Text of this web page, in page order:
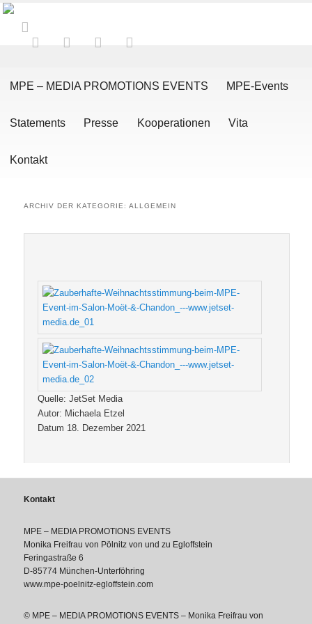
Zum Inhalt wechseln
Zum sekundären Inhalt wechseln
MPE – MEDIA PROMOTIONS EVENTS MPE-Events
Statements Presse Kooperationen Vita
Kontakt
ARCHIV DER KATEGORIE:ALLGEMEIN
Quelle: JetSet Media
Autor: Michaela Etzel
Datum 18. Dezember 2021
Kontakt
MPE – MEDIA PROMOTIONS EVENTS
Monika Freifrau von Pölnitz von und zu Egloffstein
Feringastraße 6
D-85774 München-Unterföhring
www.mpe-poelnitz-egloffstein.com
© MPE – MEDIA PROMOTIONS EVENTS – Monika Freifrau von